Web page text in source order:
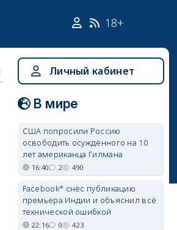
18+
Личный кабинет
В мире
США попросили Россию
освободить осуждённого на 10
лет американца Гилмана
16:40 2 490
Facebook* снёс публикацию
премьера Индии и объяснил всё
технической ошибкой
22:16 0 423